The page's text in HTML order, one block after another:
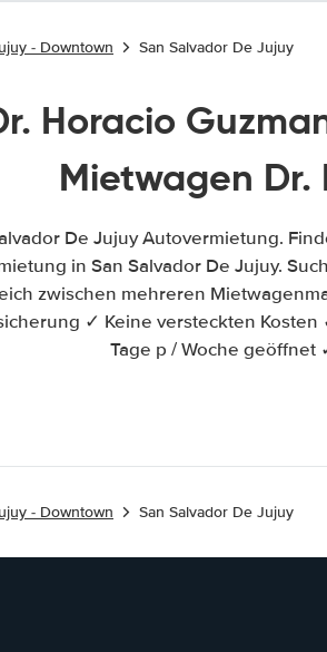
- Downtown San Salvador De Jujuy
Horacio
Mietwagen Dr.
De Jujuy Autovermietung.
in San Salvador De Jujuy.
zwischen mehreren
✓ Keine versteckten
Tage p / Woche
- Downtown San Salvador De Jujuy